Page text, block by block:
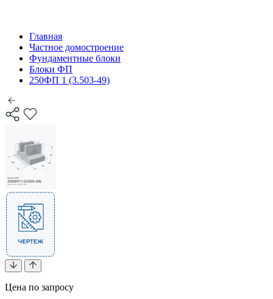
Главная
Частное домостроение
Фундаментные блоки
Блоки ФП
250ФП 1 (3.503-49)
Цена по запросу